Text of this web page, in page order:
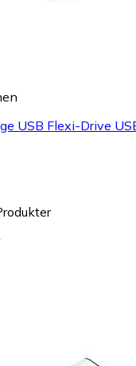
USB Flexi-Drive